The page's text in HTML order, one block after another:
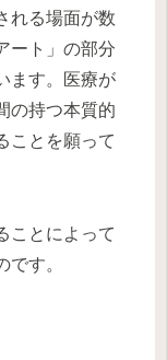
れる場面が数
ート」の部分
ます。医療が
の持つ本質的
ことを願って
ことによって
す。